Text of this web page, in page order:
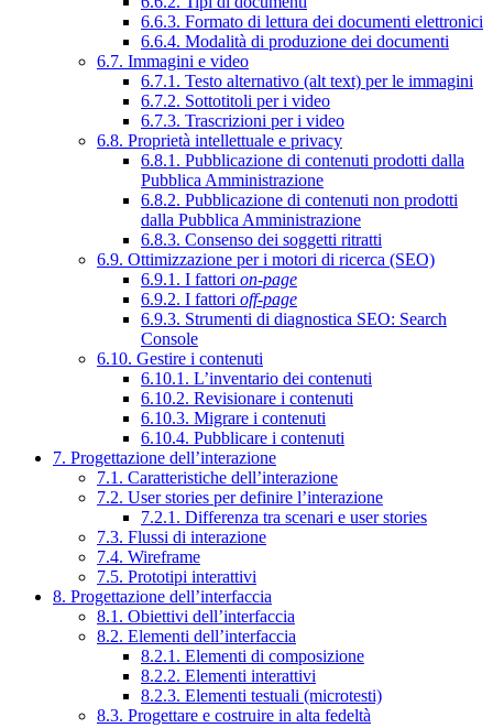
6.6.3. Formato di lettura dei documenti elettronici
6.6.4. Modalità di produzione dei documenti
6.7. Immagini e video
6.7.1. Testo alternativo (alt text) per le immagini
6.7.2. Sottotitoli per i video
6.7.3. Trascrizioni per i video
6.8. Proprietà intellettuale e privacy
6.8.1. Pubblicazione di contenuti prodotti dalla
Pubblica Amministrazione
6.8.2. Pubblicazione di contenuti non prodotti
dalla Pubblica Amministrazione
6.8.3. Consenso dei soggetti ritratti
6.9. Ottimizzazione per i motori di ricerca (SEO)
6.9.1. I fattori on-page
6.9.2. I fattori off-page
6.9.3. Strumenti di diagnostica SEO: Search
Console
6.10. Gestire i contenuti
6.10.1. L’inventario dei contenuti
6.10.2. Revisionare i contenuti
6.10.3. Migrare i contenuti
6.10.4. Pubblicare i contenuti
7. Progettazione dell’interazione
7.1. Caratteristiche dell’interazione
7.2. User stories per definire l’interazione
7.2.1. Differenza tra scenari e user stories
7.3. Flussi di interazione
7.4. Wireframe
7.5. Prototipi interattivi
8. Progettazione dell’interfaccia
8.1. Obiettivi dell’interfaccia
8.2. Elementi dell’interfaccia
8.2.1. Elementi di composizione
8.2.2. Elementi interattivi
8.2.3. Elementi testuali (microtesti)
8.3. Progettare e costruire in alta fedeltà